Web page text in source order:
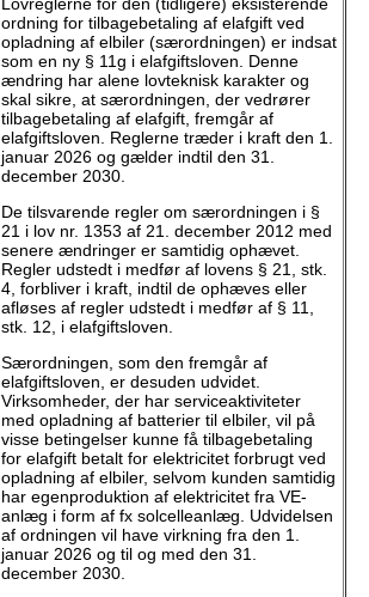
ordning for tilbagebetaling af elafgift ved
opladning af elbiler (særordningen) er indsat
som en ny § 11g i elafgiftsloven. Denne
ændring har alene lovteknisk karakter og
skal sikre, at særordningen, der vedrører
tilbagebetaling af elafgift, fremgår af
elafgiftsloven. Reglerne træder i kraft den 1.
januar 2026 og gælder indtil den 31.
december 2030.
De tilsvarende regler om særordningen i §
21 i lov nr. 1353 af 21. december 2012 med
senere ændringer er samtidig ophævet.
Regler udstedt i medfør af lovens § 21, stk.
4, forbliver i kraft, indtil de ophæves eller
afløses af regler udstedt i medfør af § 11,
stk. 12, i elafgiftsloven.
Særordningen, som den fremgår af
elafgiftsloven, er desuden udvidet.
Virksomheder, der har serviceaktiviteter
med opladning af batterier til elbiler, vil på
visse betingelser kunne få tilbagebetaling
for elafgift betalt for elektricitet forbrugt ved
opladning af elbiler, selvom kunden samtidig
har egenproduktion af elektricitet fra VE-
anlæg i form af fx solcelleanlæg. Udvidelsen
af ordningen vil have virkning fra den 1.
januar 2026 og til og med den 31.
december 2030.